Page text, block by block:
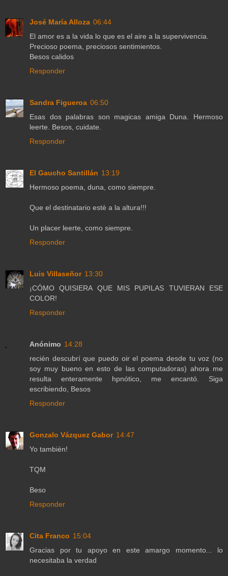
José María Alloza 06:44
El amor es a la vida lo que es el aire a la supervivencia.
Precioso poema, preciosos sentimientos.
Besos calidos
Responder
Sandra Figueroa 06:50
Esas dos palabras son magicas amiga Duna. Hermoso
leerte. Besos, cuidate.
Responder
El Gaucho Santillán 13:19
Hermoso poema, duna, como siempre.
Que el destinatario estè a la altura!!!
Un placer leerte, como siempre.
Responder
Luis Villaseñor 13:30
¡CÓMO QUISIERA QUE MIS PUPILAS TUVIERAN ESE
COLOR!
Responder
Anónimo 14:28
recién descubrí que puedo oir el poema desde tu voz (no
soy muy bueno en esto de las computadoras) ahora me
resulta enteramente hpnótico, me encantó. Siga
escribiendo, Besos
Responder
Gonzalo Vázquez Gabor 14:47
Yo también!
TQM
Beso
Responder
Cita Franco 15:04
Gracias por tu apoyo en este amargo momento... lo
necesitaba la verdad